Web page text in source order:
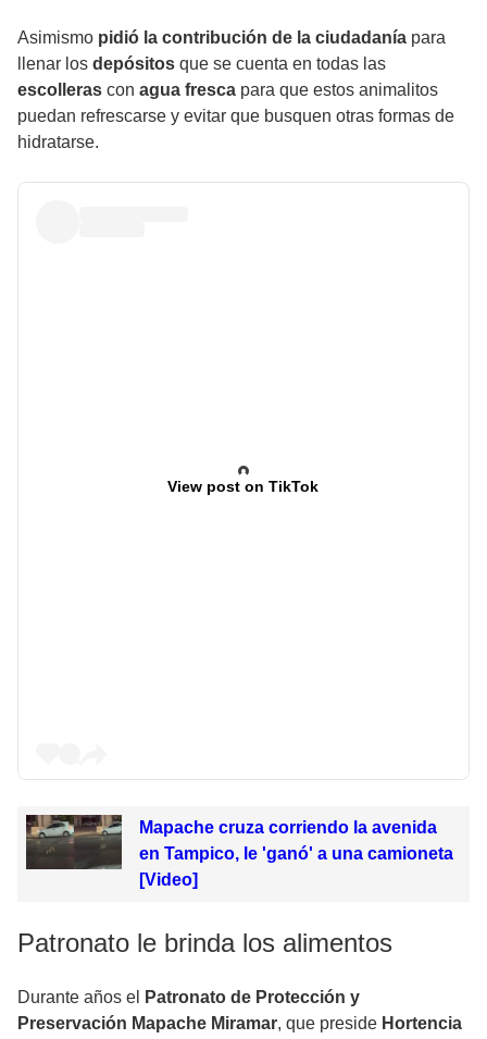
Asimismo pidió la contribución de la ciudadanía para
llenar los depósitos que se cuenta en todas las
escolleras con agua fresca para que estos animalitos
puedan refrescarse y evitar que busquen otras formas de
hidratarse.
View post on TikTok
Mapache cruza corriendo la avenida
en Tampico, le 'ganó' a una camioneta
[Video]
Patronato le brinda los alimentos
Durante años el
Patronato de Protección y
Preservación Mapache Miramar, que preside Hortencia